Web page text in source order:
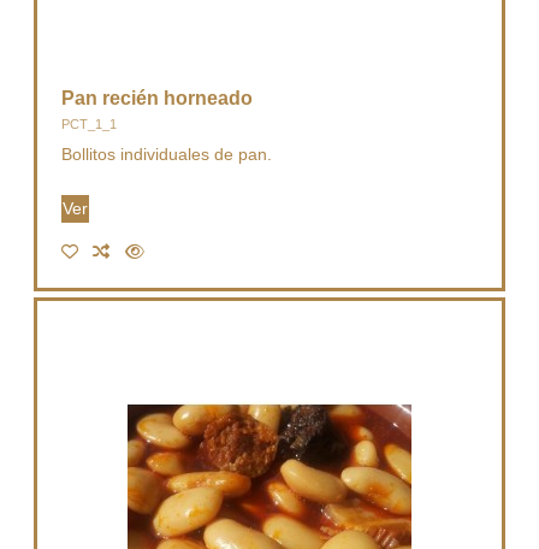
Pan recién horneado
PCT_1_1
Bollitos individuales de pan.
Ver